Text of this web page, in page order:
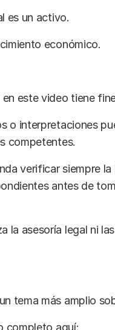
es un activo.
económico.
este video tiene
o interpretaciones
competentes.
verificar siempre
antes de
la asesoría legal ni
tema más amplio
completo aquí: